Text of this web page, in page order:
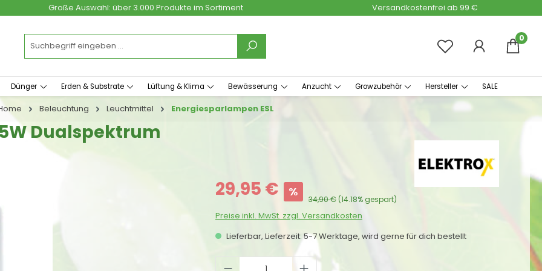
Große Auswahl: über 3.000 Produkte im Sortiment Versandkostenfrei ab 99 €
0
Dünger Erden & Substrate Lüftung & Klima Bewässerung Anzucht Growzubehör Hersteller SALE
Beleuchtung Leuchtmittel Energiesparlampen ESL
Dualspektrum
Verkaufspreis:
29,95 € % Regulärer Preis:
34,90 € (14.18% gespart)
Preise inkl. MwSt. zzgl. Versandkosten
Lieferbar, Lieferzeit: 5-7 Werktage, wird gerne für dich bestellt
Produkt Anzahl: Gib den gewünschten